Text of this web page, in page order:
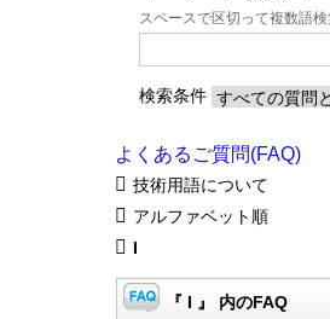
スペースで区切って複数語
検索条件
よくあるご質問(FAQ)
技術用語について
アルファベット順
I
『 I 』 内のFAQ